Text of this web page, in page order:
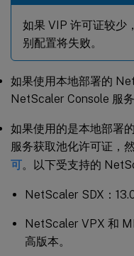
如果 VIP 许可证较少
别配置将失败。
如果使用本地部署的
NetScaler Console 服
如果使用的是本地部署
服务获取池化许可证，
可。以下受支持的
NetScaler SDX：
NetScaler VPX 和
高版本。